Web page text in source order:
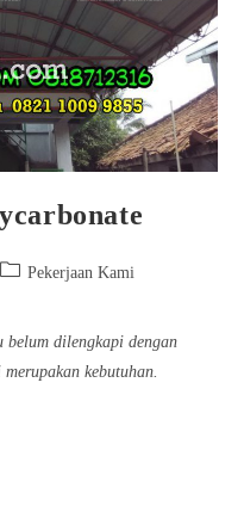
Pekerjaan Kami
belum dilengkapi dengan
kebutuhan.